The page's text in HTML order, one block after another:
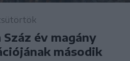
év magány
második